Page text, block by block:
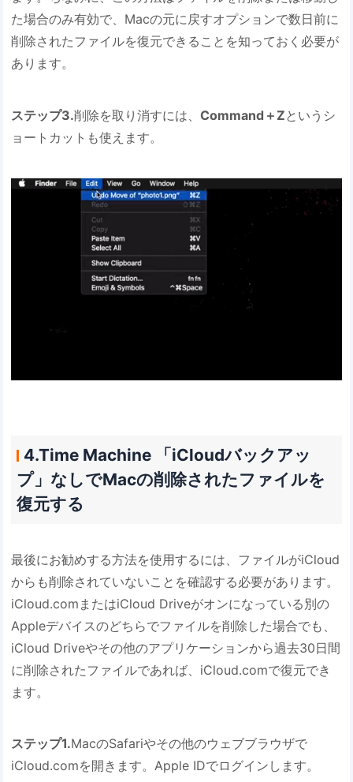
た場合のみ有効で、Macの元に戻すオプションで数日前に
削除されたファイルを復元できることを知っておく必要が
あります。
ステップ3.削除を取り消すには、Command＋Zというシ
ョートカットも使えます。
4.Time Machine 「iCloudバックアッ
プ」なしでMacの削除されたファイルを
復元する
最後にお勧めする方法を使用するには、ファイルがiCloud
からも削除されていないことを確認する必要があります。
iCloud.comまたはiCloud Driveがオンになっている別の
Appleデバイスのどちらでファイルを削除した場合でも、
iCloud Driveやその他のアプリケーションから過去30日間
に削除されたファイルであれば、iCloud.comで復元でき
ます。
ステップ1.MacのSafariやその他のウェブブラウザで
iCloud.comを開きます。Apple IDでログインします。